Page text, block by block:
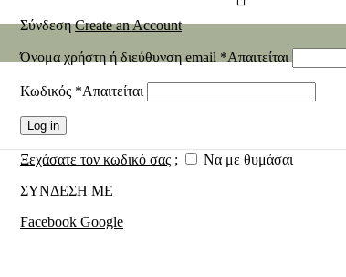
ΣύνδεσηCreate an Account
Όνομα χρήστη ή διεύθυνση email *Απαιτείται
Κωδικός *Απαιτείται
Log in
Ξεχάσατε τον κωδικό σας ;
Να με θυμάσαι
ΣΥΝΔΕΣΗ ΜΕ
Facebook Google